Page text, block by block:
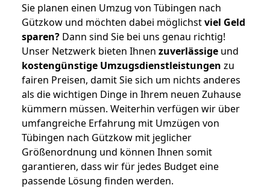
Sie planen einen Umzug von Tübingen nach
Gützkow und möchten dabei möglichstviel Geld
sparen? Dann sind Sie bei uns genau richtig!
Unser Netzwerk bieten Ihnen zuverlässige und
kostengünstige Umzugsdienstleistungen zu
fairen Preisen, damit Sie sich um nichts anderes
als die wichtigen Dinge in Ihrem neuen Zuhause
kümmern müssen. Weiterhin verfügen wir über
umfangreiche Erfahrung mit Umzügen von
Tübingen nach Gützkow mit jeglicher
Größenordnung und können Ihnen somit
garantieren, dass wir für jedes Budget eine
passende Lösung finden werden.